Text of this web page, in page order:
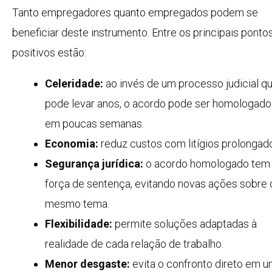
Tanto empregadores quanto empregados podem se
beneficiar deste instrumento. Entre os principais
positivos estão:
Celeridade: ao invés de um processo judicial
pode levar anos, o acordo pode ser homologado
em poucas semanas.
Economia: reduz custos com litígios
Segurança jurídica: o acordo homologado tem
força de sentença, evitando novas ações sobre
mesmo tema.
Flexibilidade: permite soluções adaptadas à
realidade de cada relação de trabalho.
Menor desgaste: evita o confronto direto em